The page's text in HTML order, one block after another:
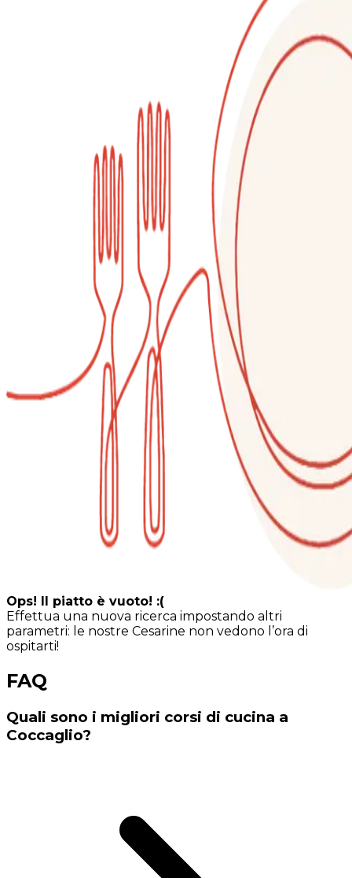
Ops! Il piatto è vuoto! :(
Effettua una nuova ricerca impostando altri
parametri: le nostre Cesarine non vedono l’ora di
ospitarti!
FAQ
Quali sono i migliori corsi di cucina a
Coccaglio?